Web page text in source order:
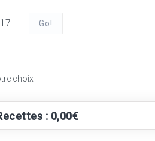
Go!
: 0,00€